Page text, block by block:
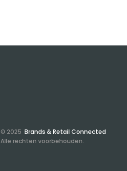
© 2025 Brands & Retail Connected
Alle rechten voorbehouden.